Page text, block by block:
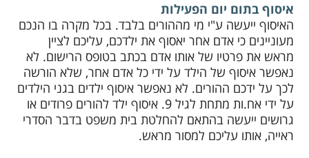
איסוף בתום יום הפעילות
האיסוף ייעשה ע"י מי מההורים בלבד. בכל מקרה בו הנכם
מעוניינים כי אדם אחר יאסוף את ילדכם, עליכם לציין
מראש את פרטיו של אותו אדם בכתב בטופס הרישום. לא
נאפשר איסוף של הילד על ידי כל אדם אחר, שלא הורשה
לכך על ידכם ההורים. לא נאפשר איסוף ילדים בגני הילדים
על ידי אח.ות מתחת לגיל 9. איסוף ילד להורים פרודים או
גרושים ייעשה בהתאם להחלטת בית משפט בדבר הסדרי
ראייה, אותו עליכם למסור מראש.